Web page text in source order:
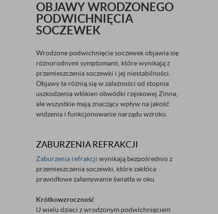
OBJAWY WRODZONEGO
PODWICHNIĘCIA
SOCZEWEK
Wrodzone podwichnięcie soczewek objawia się
różnorodnymi symptomami, które wynikają z
przemieszczenia soczewki i jej niestabilności.
Objawy te różnią się w zależności od stopnia
uszkodzenia włókien obwódki rzęskowej Zinna,
ale wszystkie mają znaczący wpływ na jakość
widzenia i funkcjonowanie narządu wzroku.
ZABURZENIA REFRAKCJI
Zaburzenia refrakcji wynikają bezpośrednio z
przemieszczenia soczewki, które zakłóca
prawidłowe załamywanie światła w oku.
Krótkowzroczność
U wielu dzieci z wrodzonym podwichnięciem